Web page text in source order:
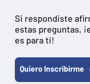
Si respondiste
estas preguntas,
es para ti!
Quiero Inscribirme